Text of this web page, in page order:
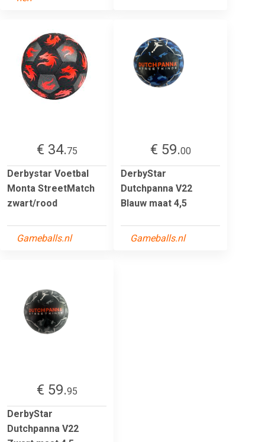
€ 34.75
Derbystar Voetbal
Monta StreetMatch
zwart/rood
Gameballs.nl
€ 59.00
DerbyStar
Dutchpanna V22
Blauw maat 4,5
Gameballs.nl
€ 59.95
DerbyStar
Dutchpanna V22